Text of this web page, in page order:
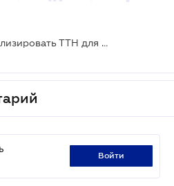
Минразвития хочет актуализировать ТТН для алкогольных напитков
войти